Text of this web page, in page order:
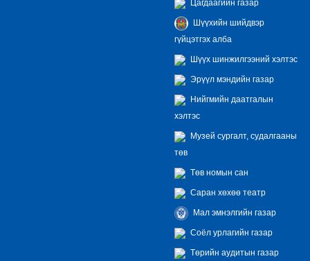
Цагдаагийн газар
Шүүхийн шийдвэр
гүйцэтгэх алба
Шүүх шинжилгээний хэлтэс
Эрүүл мэндийн газар
Нийгмийн даатгалын
хэлтэс
Музей сургалт, судалгааны
төв
Төв номын сан
Саран хөхөө театр
Мал эмнэлгийн газар
Соёл урлагийн газар
Төрийн аудитын газар